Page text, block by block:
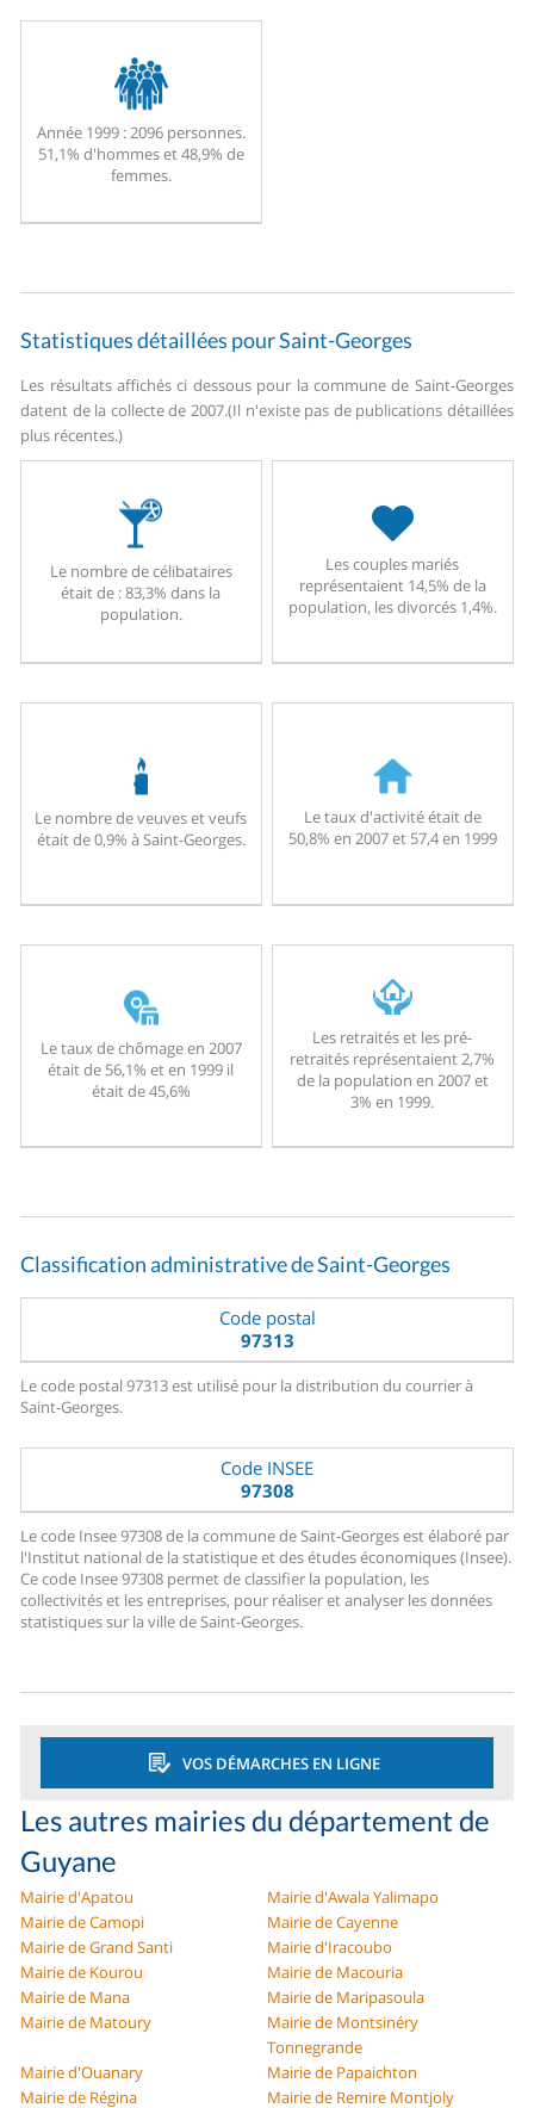
Année 1999 :2096 personnes.
51,1% d'hommes et 48,9% de
femmes.
Statistiques détaillées pour Saint-Georges
Les résultats affichés ci dessous pour la commune de Saint-Georges
datent de la collecte de 2007.(Il n'existe pas de publications détaillées
plus récentes.)
Le nombre de célibataires
était de : 83,3% dans la
population.
Les couples mariés
représentaient 14,5% de la
population, les divorcés 1,4%.
Le nombre de veuves et veufs
était de 0,9% à Saint-Georges.
Le taux d'activité était de
50,8% en 2007 et 57,4 en 1999
Le taux de chômage en 2007
était de 56,1% et en 1999 il
était de 45,6%
Les retraités et les pré-
retraités représentaient 2,7%
de la population en 2007 et
3% en 1999.
Classification administrative de Saint-Georges
Code postal
97313
Le code postal 97313 est utilisé pour la distribution du courrier à
Saint-Georges.
Code INSEE
97308
Le code Insee 97308 de la commune de Saint-Georges est élaboré par
l'Institut national de la statistique et des études économiques (Insee).
Ce code Insee 97308 permet de classifier la population, les
collectivités et les entreprises, pour réaliser et analyser les données
statistiques sur la ville de Saint-Georges.
VOS DÉMARCHES EN LIGNE
Les autres mairies du département de
Guyane
Mairie d'Apatou
Mairie d'Awala Yalimapo
Mairie de Camopi
Mairie de Cayenne
Mairie de Grand Santi
Mairie d'Iracoubo
Mairie de Kourou
Mairie de Macouria
Mairie de Mana
Mairie de Maripasoula
Mairie de Matoury
Mairie de Montsinéry
Tonnegrande
Mairie d'Ouanary
Mairie de Papaichton
Mairie de Régina
Mairie de Remire Montjoly